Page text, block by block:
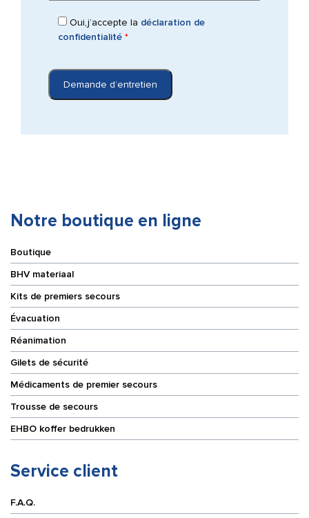
Oui,j’accepte la déclaration de
confidentialité *
Notre boutique en ligne
Boutique
BHV materiaal
Kits de premiers secours
Évacuation
Réanimation
Gilets de sécurité
Médicaments de premier secours
Trousse de secours
EHBO koffer bedrukken
Service client
F.A.Q.